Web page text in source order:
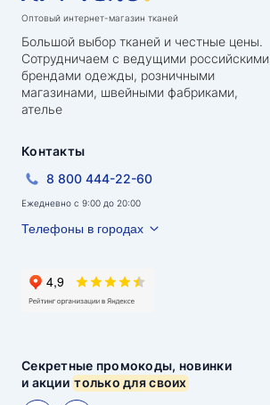
Оптовый интернет-магазин тканей
Большой выбор тканей и честные цены.
Сотрудничаем с ведущими российскими
брендами одежды, розничными
магазинами, швейными фабриками,
ателье
Секретные промокоды, новинки
и акциитолько для своих
Контакты
8 800 444-22-60
Ежедневно с 9:00 до 20:00
Телефоны в городах